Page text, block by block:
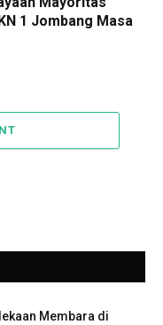
1 Jombang Masa
Membara di